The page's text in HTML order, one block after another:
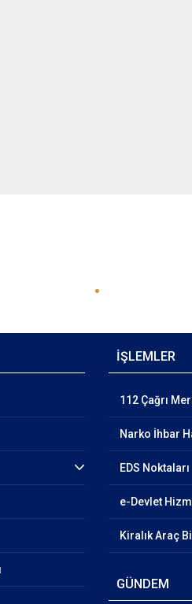
İŞLEMLER
112 Çağrı
Narko İhbar
EDS Noktaları
e-Devlet
Kiralık Araç
GÜNDEM